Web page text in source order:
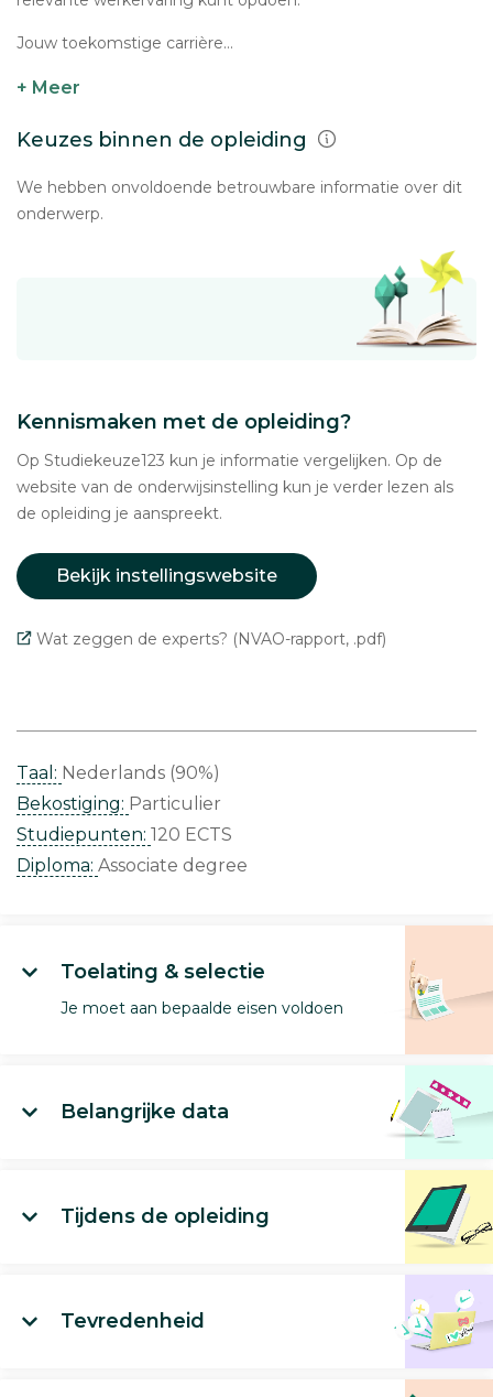
Jouw toekomstige carrière...
+ Meer
Keuzes binnen de opleiding
We hebben onvoldoende betrouwbare informatie over dit
onderwerp.
Kennismaken met de opleiding?
Op Studiekeuze123 kun je informatie vergelijken. Op de
website van de onderwijsinstelling kun je verder lezen als
de opleiding je aanspreekt.
Bekijk instellingswebsite
Wat zeggen de experts? (NVAO-rapport, .pdf)
Taal: Nederlands (90%)
Bekostiging: Particulier
Studiepunten: 120 ECTS
Diploma: Associate degree
Toelating & selectie
Je moet aan bepaalde eisen voldoen
Belangrijke data
Tijdens de opleiding
Tevredenheid